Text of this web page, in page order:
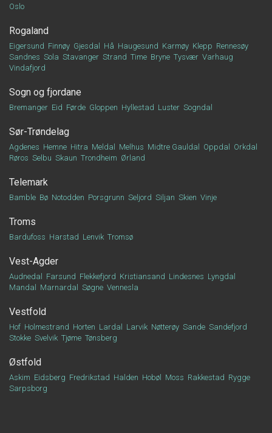
Oslo
Rogaland
Eigersund Finnøy Gjesdal Hå Haugesund Karmøy Klepp Rennesøy
Sandnes Sola Stavanger Strand Time Bryne Tysvær Varhaug
Vindafjord
Sogn og fjordane
Bremanger Eid Førde Gloppen Hyllestad Luster Sogndal
Sør-Trøndelag
Agdenes Hemne Hitra Meldal Melhus Midtre Gauldal Oppdal
Orkdal
Røros Selbu Skaun Trondheim Ørland
Telemark
Bamble Bø Notodden Porsgrunn Seljord Siljan Skien Vinje
Troms
Bardufoss Harstad Lenvik Tromsø
Vest-Agder
Audnedal Farsund Flekkefjord Kristiansand Lindesnes Lyngdal
Mandal
Marnardal Søgne Vennesla
Vestfold
Hof Holmestrand Horten Lardal Larvik Nøtterøy Sande Sandefjord
Stokke Svelvik Tjøme Tønsberg
Østfold
Askim Eidsberg Fredrikstad Halden Hobøl Moss Rakkestad Rygge
Sarpsborg